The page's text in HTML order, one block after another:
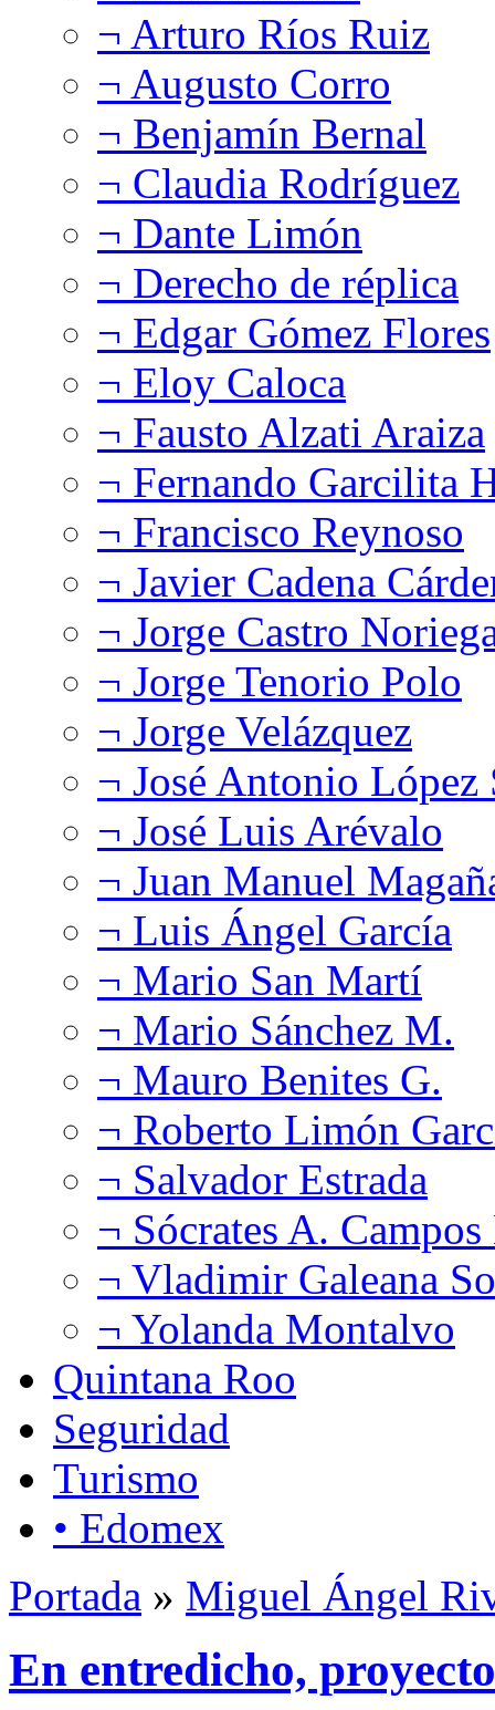
¬ Arturo Ríos Ruiz
¬ Augusto Corro
¬ Benjamín Bernal
¬ Claudia Rodríguez
¬ Dante Limón
¬ Derecho de réplica
¬ Edgar Gómez Flores
¬ Eloy Caloca
¬ Fausto Alzati Araiza
¬ Fernando Garcilita
¬ Francisco Reynoso
¬ Javier Cadena
¬ Jorge Castro
¬ Jorge Tenorio Polo
¬ Jorge Velázquez
¬ José Antonio López
¬ José Luis Arévalo
¬ Juan Manuel
¬ Luis Ángel García
¬ Mario San Martí
¬ Mario Sánchez M.
¬ Mauro Benites G.
¬ Roberto Limón
¬ Salvador Estrada
¬ Sócrates A.
¬ Vladimir Galeana
¬ Yolanda Montalvo
Quintana Roo
Seguridad
Turismo
• Edomex
Portada » Miguel Ángel
En entredicho,